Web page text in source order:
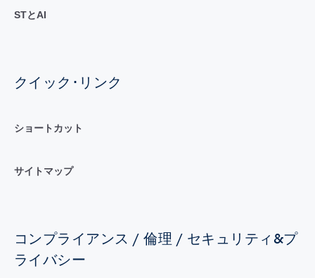
STとAI
クイック･リンク
ショートカット
サイトマップ
コンプライアンス / 倫理 / セキュリティ&プ
ライバシー